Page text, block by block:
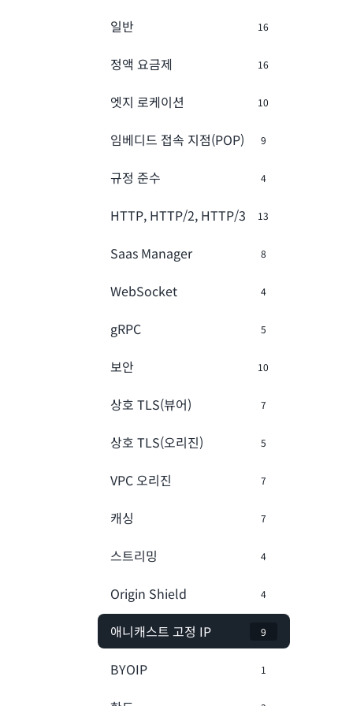
일반 16
정액 요금제 16
엣지 로케이션 10
임베디드 접속 지점(POP) 9
규정 준수 4
HTTP, HTTP/2, HTTP/3 13
Saas Manager 8
WebSocket 4
gRPC 5
보안 10
상호 TLS(뷰어) 7
상호 TLS(오리진) 5
VPC 오리진 7
캐싱 7
스트리밍 4
Origin Shield 4
애니캐스트 고정 IP 9
BYOIP 1